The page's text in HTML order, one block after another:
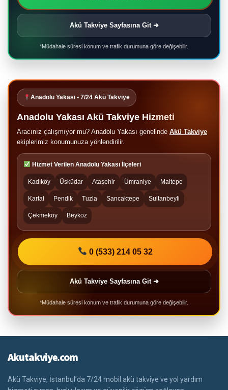
Akü Takviye Sayfasına Git ➜
*Müdahale süresi konum ve trafik durumuna göre değişebilir.
Anadolu Yakası • 7/24 Akü Takviye
Anadolu Yakası Akü Takviye Hizmeti
Aracınız çalışmıyor mu? Anadolu Yakası genelinde Akü Takviye
ekiplerimiz konumunuza yönlendirilir.
Hizmet Verilen Anadolu Yakası İlçeleri
Kadıköy Üsküdar Ataşehir Ümraniye Maltepe
Kartal Pendik Tuzla Sancaktepe Sultanbeyli
Çekmeköy Beykoz
0 (533) 214 05 32
Akü Takviye Sayfasına Git ➜
*Müdahale süresi konum ve trafik durumuna göre değişebilir.
Akutakviye.com
Akü Takviye, İstanbul’da 7/24 mobil akü takviye ve yol yardım